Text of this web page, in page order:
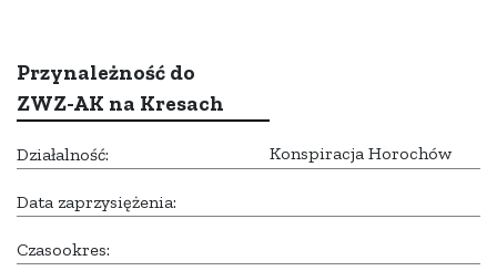
Przynależność do
ZWZ-AK na Kresach
Działalność: Konspiracja Horochów
Data zaprzysiężenia:
Czasookres: